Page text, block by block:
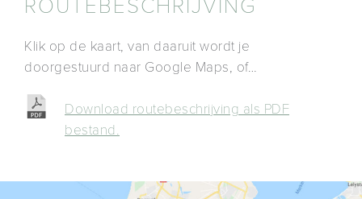
ROUTEBESCHRIJVING
Klik op de kaart, van daaruit wordt je
doorgestuurd naar Google Maps, of…
Download routebeschrijving als PDF
bestand.